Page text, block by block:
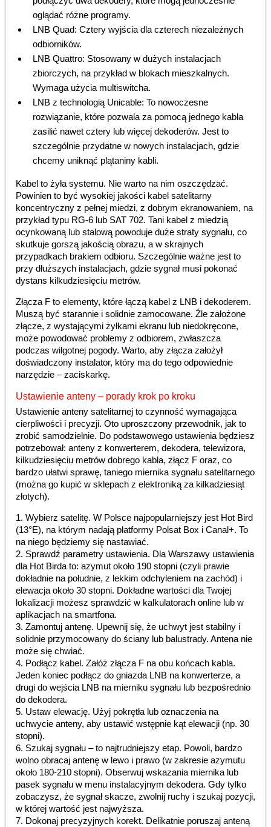
oglądać różne programy.
LNB Quad: Cztery wyjścia dla czterech niezależnych
odbiorników.
LNB Quattro: Stosowany w dużych instalacjach
zbiorczych, na przykład w blokach mieszkalnych.
Wymaga użycia multiswitcha.
LNB z technologią Unicable: To nowoczesne
rozwiązanie, które pozwala za pomocą jednego kabla
zasilić nawet cztery lub więcej dekoderów. Jest to
szczególnie przydatne w nowych instalacjach, gdzie
chcemy uniknąć plątaniny kabli.
Kabel to żyła systemu. Nie warto na nim oszczędzać.
Powinien to być wysokiej jakości kabel satelitarny
koncentryczny z pełnej miedzi, z dobrym ekranowaniem, na
przykład typu RG-6 lub SAT 702. Tani kabel z miedzią
ocynkowaną lub stalową powoduje duże straty sygnału, co
skutkuje gorszą jakością obrazu, a w skrajnych
przypadkach brakiem odbioru. Szczególnie ważne jest to
przy dłuższych instalacjach, gdzie sygnał musi pokonać
dystans kilkudziesięciu metrów.
Złącza F to elementy, które łączą kabel z LNB i dekoderem.
Muszą być starannie i solidnie zamocowane. Źle założone
złącze, z wystającymi żyłkami ekranu lub niedokręcone,
może powodować problemy z odbiorem, zwłaszcza
podczas wilgotnej pogody. Warto, aby złącza założył
doświadczony instalator, który ma do tego odpowiednie
narzędzie – zaciskarkę.
Ustawienie anteny – porady krok po kroku
Ustawienie anteny satelitarnej to czynność wymagająca
cierpliwości i precyzji. Oto uproszczony przewodnik, jak to
zrobić samodzielnie. Do podstawowego ustawienia będziesz
potrzebował: anteny z konwerterem, dekodera, telewizora,
kilkudziesięciu metrów dobrego kabla, złącz F oraz, co
bardzo ułatwi sprawę, taniego miernika sygnału satelitarnego
(można go kupić w sklepach z elektroniką za kilkadziesiąt
złotych).
1. Wybierz satelitę. W Polsce najpopularniejszy jest Hot Bird
(13°E), na którym nadają platformy Polsat Box i Canal+. To
na niego będziemy się nastawiać.
2. Sprawdź parametry ustawienia. Dla Warszawy ustawienia
dla Hot Birda to: azymut około 190 stopni (czyli prawie
dokładnie na południe, z lekkim odchyleniem na zachód) i
elewacja około 30 stopni. Dokładne wartości dla Twojej
lokalizacji możesz sprawdzić w kalkulatorach online lub w
aplikacjach na smartfona.
3. Zamontuj antenę. Upewnij się, że uchwyt jest stabilny i
solidnie przymocowany do ściany lub balustrady. Antena nie
może się chwiać.
4. Podłącz kabel. Załóż złącza F na obu końcach kabla.
Jeden koniec podłącz do gniazda LNB na konwerterze, a
drugi do wejścia LNB na mierniku sygnału lub bezpośrednio
do dekodera.
5. Ustaw elewację. Użyj pokrętła lub oznaczenia na
uchwycie anteny, aby ustawić wstępnie kąt elewacji (np. 30
stopni).
6. Szukaj sygnału – to najtrudniejszy etap. Powoli, bardzo
wolno obracaj antenę w lewo i prawo (w zakresie azymutu
około 180-210 stopni). Obserwuj wskazania miernika lub
pasek sygnału w menu instalacyjnym dekodera. Gdy tylko
zobaczysz, że sygnał skacze, zwolnij ruchy i szukaj pozycji,
w której wartość jest najwyższa.
7. Dokonaj precyzyjnych korekt. Delikatnie poruszaj anteną